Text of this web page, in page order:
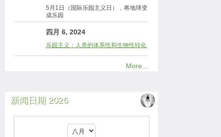
5月1日（国际乐园主义日），将地球变
成乐园
四月 6, 2024
乐园主义：人类的体系性和生物性转化
More...
新闻日期 2026